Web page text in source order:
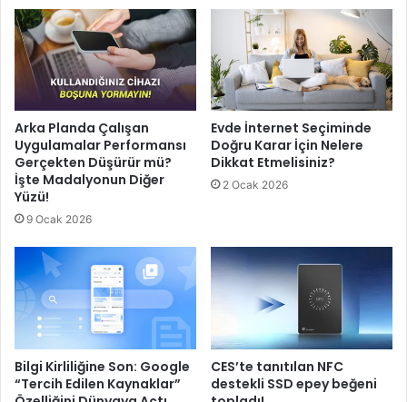
Arka Planda Çalışan
Uygulamalar Performansı
Gerçekten Düşürür mü?
İşte Madalyonun Diğer
Yüzü!
9 Ocak 2026
Evde İnternet Seçiminde
Doğru Karar İçin Nelere
Dikkat Etmelisiniz?
2 Ocak 2026
Bilgi Kirliliğine Son: Google
“Tercih Edilen Kaynaklar”
CES’te tanıtılan NFC
destekli SSD epey beğeni